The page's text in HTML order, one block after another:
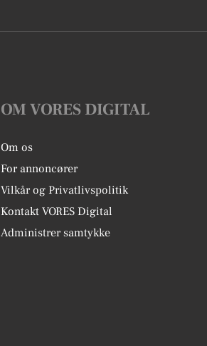
OM VORES DIGITAL
Om os
For annoncører
Vilkår og Privatlivspolitik
Kontakt VORES Digital
Administrer samtykke